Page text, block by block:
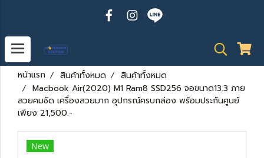
หน้าแรก สินค้าทั้งหมด
สินค้าทั้งหมด
Macbook Air(2020) M1 Ram8 SSD256 จอขนาด13.3 ภาย
สวยคมชัด เครื่องสวยมาก อุปกรณ์ครบกล่อง พร้อมประกันศูนย์
เพียง 21,500.-
New